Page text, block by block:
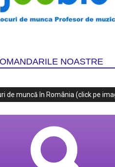
NOASTRE
de muncă în România (click pe